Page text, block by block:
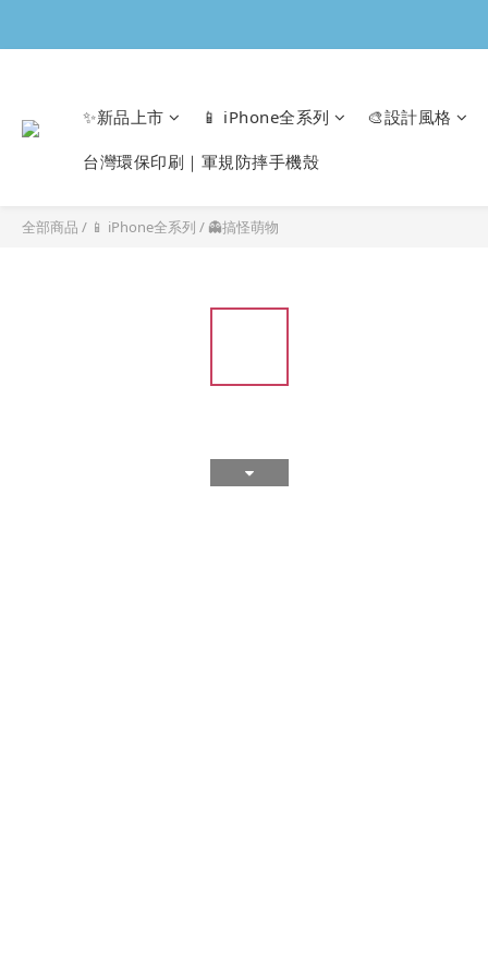
✨新品上市 📱 iPhone全系列 🎨設計風格
台灣環保印刷｜軍規防摔手機殼
全部商品 / 📱 iPhone全系列 / 👻搞怪萌物